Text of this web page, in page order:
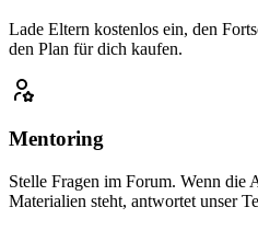
Lade Eltern kostenlos ein, den
den Plan für dich kaufen.
Mentoring
Stelle Fragen im Forum. Wenn die
Materialien steht, antwortet unser